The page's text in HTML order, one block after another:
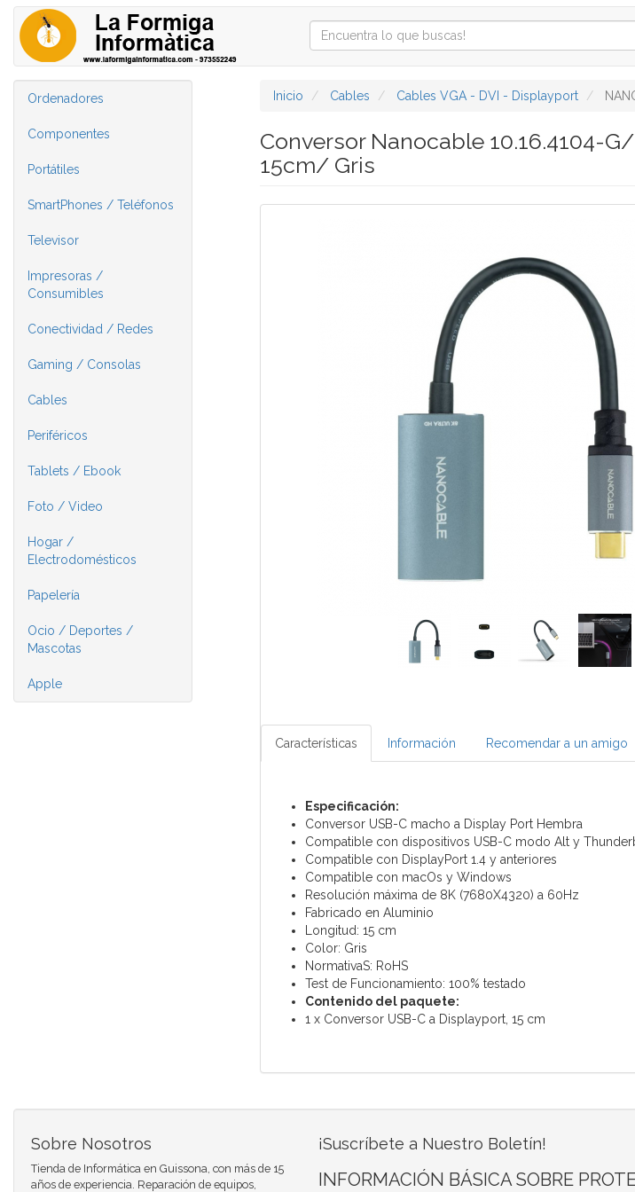
Ordenadores
Componentes
Portátiles
SmartPhones / Teléfonos
Televisor
Impresoras /
Consumibles
Conectividad / Redes
Gaming / Consolas
Cables
Periféricos
Tablets / Ebook
Foto / Video
Hogar /
Electrodomésticos
Papelería
Ocio / Deportes /
Mascotas
Apple
Inicio Cables Cables VGA - DVI - Displayport
Conversor Nanocable 10.16.4104-
15cm/ Gris
Características Información Recomendar a un amigo
Especificación:
Conversor USB-C macho a Display Port Hembra
Compatible con dispositivos USB-C modo Alt y
Compatible con DisplayPort 1.4 y anteriores
Compatible con macOs y Windows
Resolución máxima de 8K (7680X4320) a 60Hz
Fabricado en Aluminio
Longitud: 15 cm
Color: Gris
NormativaS: RoHS
Test de Funcionamiento: 100% testado
Contenido del paquete:
1 x Conversor USB-C a Displayport, 15 cm
Sobre Nosotros
Tienda de Informática en Guissona, con más de 15
años de experiencia. Reparación de equipos,
¡Suscríbete a Nuestro Boletín!
INFORMACIÓN BÁSICA SOBRE